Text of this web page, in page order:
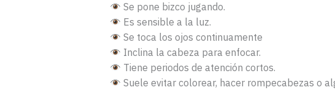
Se pone bizco jugando.⁠
Es sensible a la luz.⁠
Se toca los ojos continuamente ⁠
Inclina la cabeza para enfocar.⁠
Tiene periodos de atención cortos.
Suele evitar colorear, hacer rompecabezas o